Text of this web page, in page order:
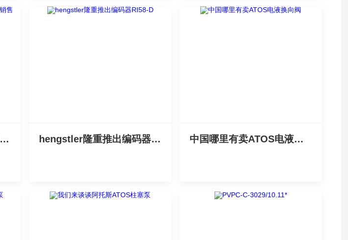
阿托斯比例阀DLHZO系列西安现货销售 hengstler隆重推出编码器RI58-D 中国哪里有卖ATOS电液换向阀